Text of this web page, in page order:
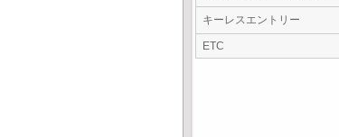
キーレスエントリー
ETC